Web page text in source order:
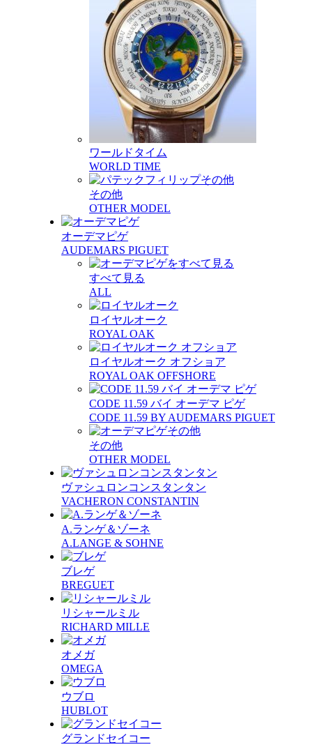
ワールドタイム
WORLD TIME
その他
OTHER MODEL
オーデマピゲ
AUDEMARS PIGUET
すべて見る
ALL
ロイヤルオーク
ROYAL OAK
ロイヤルオーク オフショア
ROYAL OAK OFFSHORE
CODE 11.59 バイ オーデマ ピゲ
CODE 11.59 BY AUDEMARS PIGUET
その他
OTHER MODEL
ヴァシュロンコンスタンタン
VACHERON CONSTANTIN
A.ランゲ＆ゾーネ
A.LANGE & SOHNE
ブレゲ
BREGUET
リシャールミル
RICHARD MILLE
オメガ
OMEGA
ウブロ
HUBLOT
グランドセイコー